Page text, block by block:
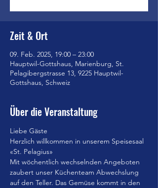
Zeit & Ort
09. Feb. 2025, 19:00 – 23:00
Hauptwil-Gottshaus, Marienburg, St.
Pelagibergstrasse 13, 9225 Hauptwil-
Gottshaus, Schweiz
Über die Veranstaltung
Liebe Gäste
Herzlich willkommen in unserem Speisesaal
«St. Pelagius»
Mit wöchentlich wechselnden Angeboten
zaubert unser Küchenteam Abwechslung
auf den Teller. Das Gemüse kommt in den